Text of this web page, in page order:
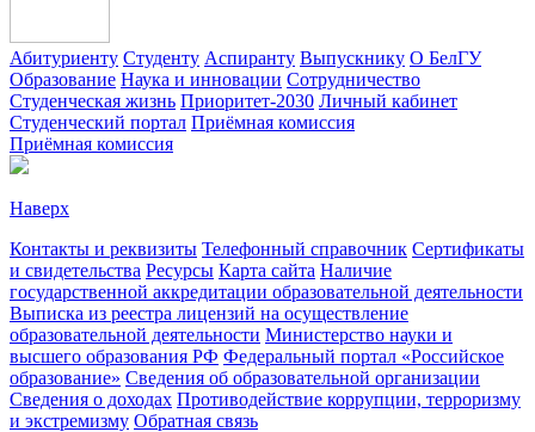
Абитуриенту Студенту Аспиранту Выпускнику О БелГУ
Образование Наука и инновации Сотрудничество
Студенческая жизнь Приоритет-2030 Личный кабинет
Студенческий портал Приёмная комиссия
Приёмная комиссия
Наверх
Контакты и реквизиты Телефонный справочник Сертификаты
и свидетельства Ресурсы Карта сайта Наличие
государственной аккредитации образовательной деятельности
Выписка из реестра лицензий на осуществление
образовательной деятельности Министерствo науки и
высшего образования РФ Федеральный портал «Российское
образование» Сведения об образовательной организации
Сведения о доходах Противодействие коррупции, терроризму
и экстремизму Обратная связь